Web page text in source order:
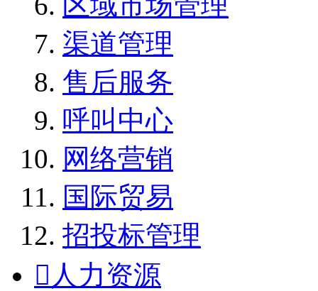
渠道管理
售后服务
呼叫中心
网络营销
国际贸易
招投标管理
 人力资源